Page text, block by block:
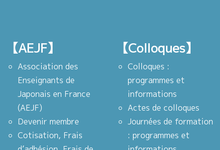
【AEJF】
Association des
Enseignants de
Japonais en France
(AEJF)
Devenir membre
Cotisation, Frais
【Colloques】
Colloques :
programmes et
informations
Actes de colloques
Journées de formation
: programmes et